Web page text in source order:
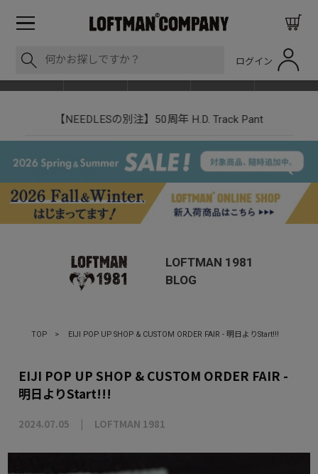
ログイン
【NEEDLESの別注】50周年 H.D. Track Pant
LOFTMAN 1981
BLOG
TOP > EIJI POP UP SHOP & CUSTOM ORDER FAIR - 明日よりStart!!!
EIJI POP UP SHOP & CUSTOM ORDER FAIR -
明日よりStart!!!
2024.07.05 LOFTMAN 1981